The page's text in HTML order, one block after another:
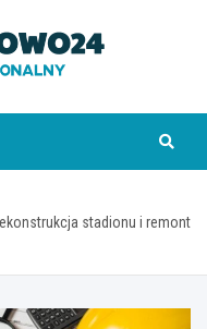
stadionu i remont